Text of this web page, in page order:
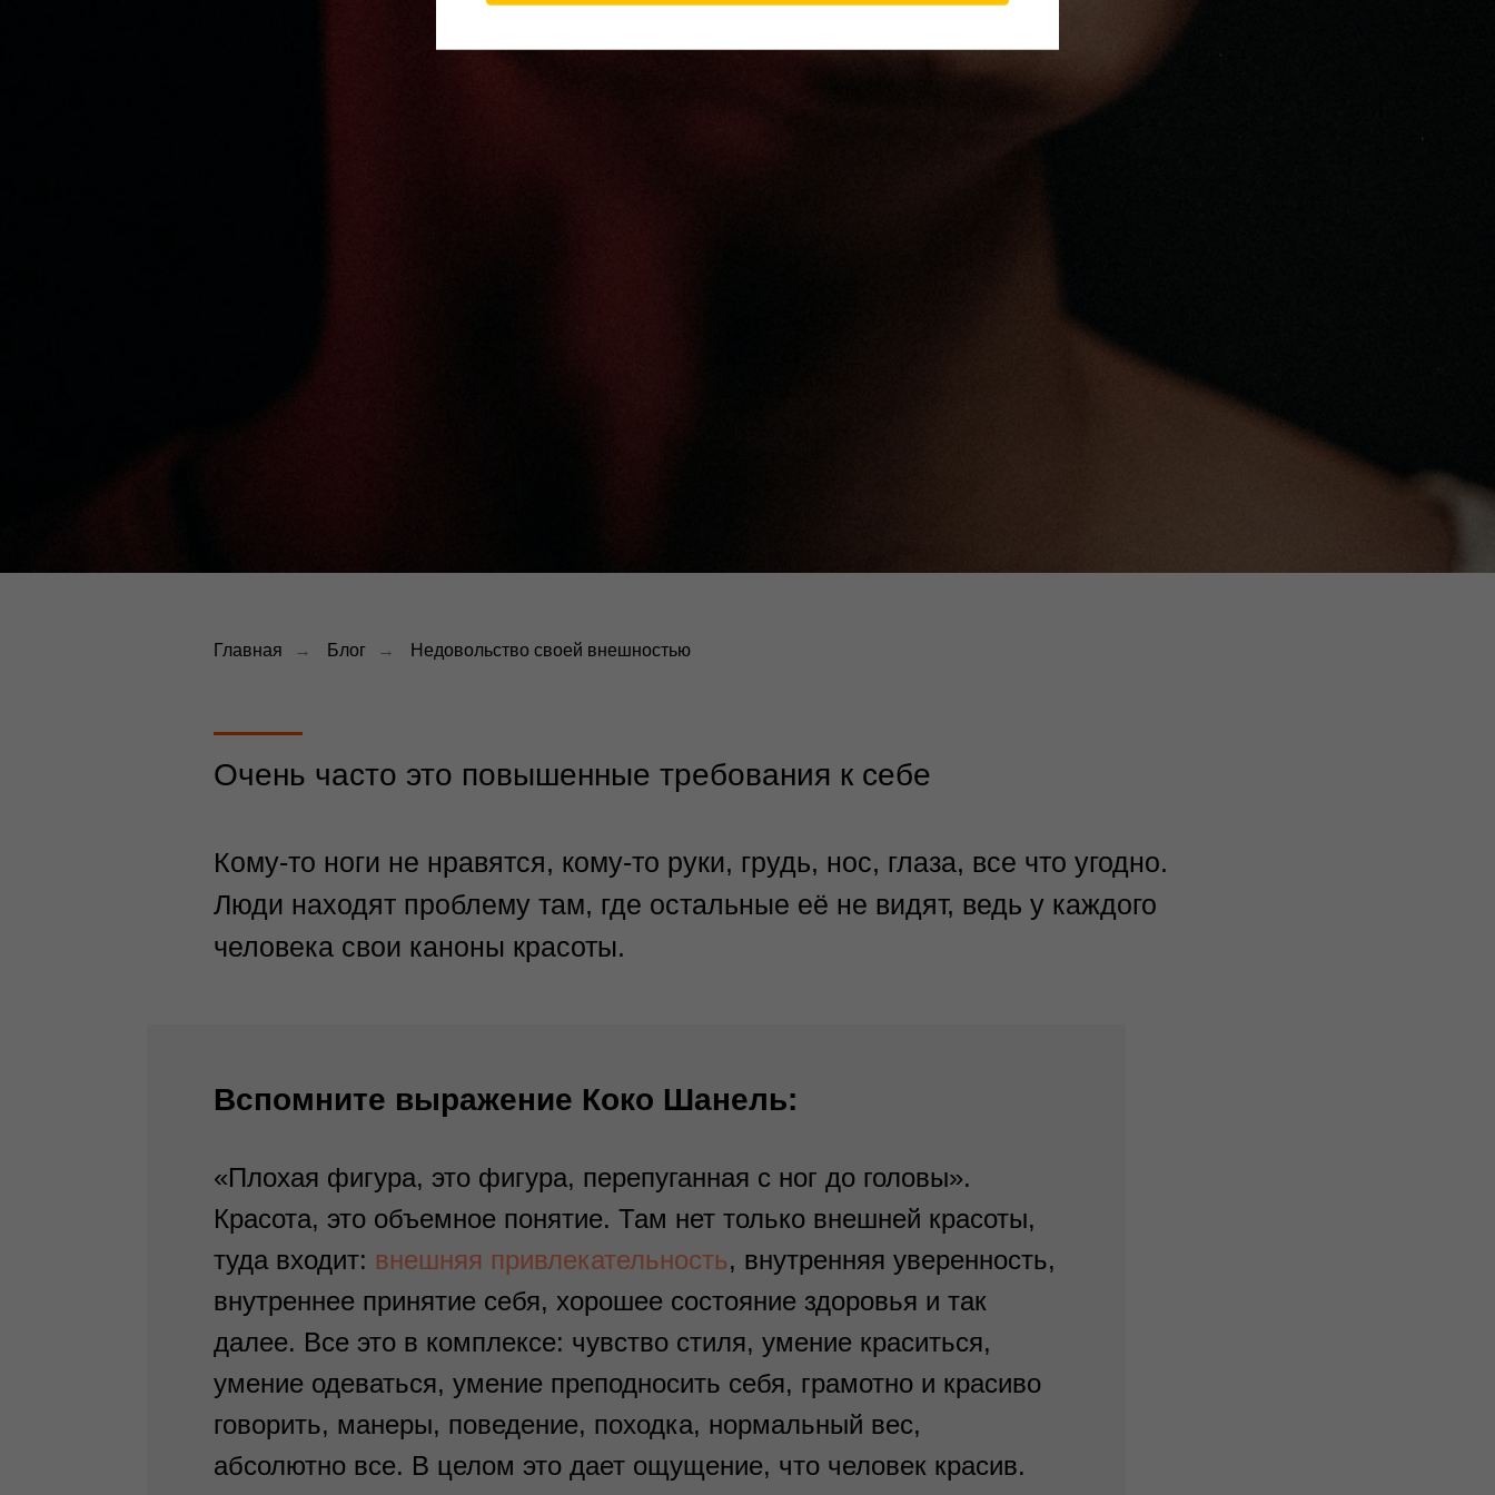
Главная → Блог → Недовольство своей внешностью
Очень часто это повышенные требования к себе
Кому-то ноги не нравятся, кому-то руки, грудь, нос, глаза, все что угодно.
Люди находят проблему там, где остальные её не видят, ведь у каждого
человека свои каноны красоты.
Вспомните выражение Коко Шанель:
«Плохая фигура, это фигура, перепуганная с ног до головы».
Красота, это объемное понятие. Там нет только внешней красоты,
туда входит: внешняя привлекательность, внутренняя уверенность,
внутреннее принятие себя, хорошее состояние здоровья и так
далее. Все это в комплексе: чувство стиля, умение краситься,
умение одеваться, умение преподносить себя, грамотно и красиво
говорить, манеры, поведение, походка, нормальный вес,
абсолютно все. В целом это дает ощущение, что человек красив.